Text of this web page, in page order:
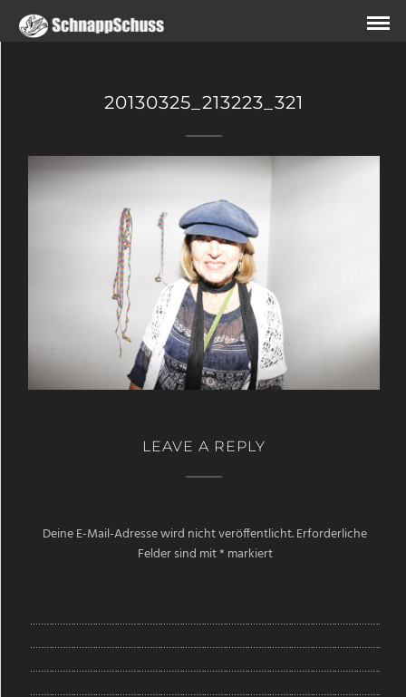
20130325_213223_321
LEAVE A REPLY
Deine E-Mail-Adresse wird nicht veröffentlicht.Erforderliche
Felder sind mit* markiert